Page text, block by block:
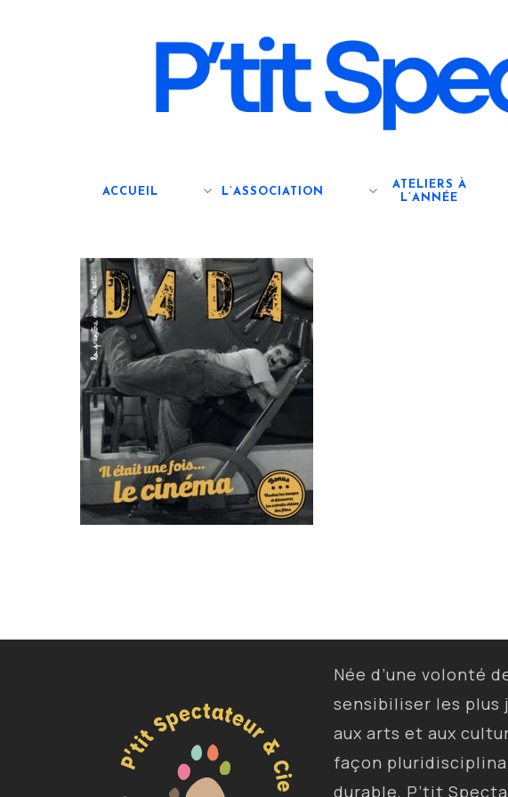
ACCUEIL L’ASSOCIATION
ATELIERS À
L’ANNÉE
Née d’une volonté
sensibiliser les plus
aux arts et aux
façon
durable, P’tit